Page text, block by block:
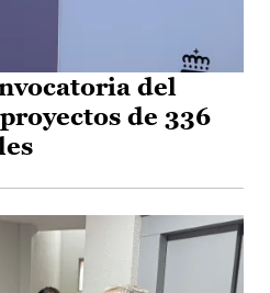
del
de 336